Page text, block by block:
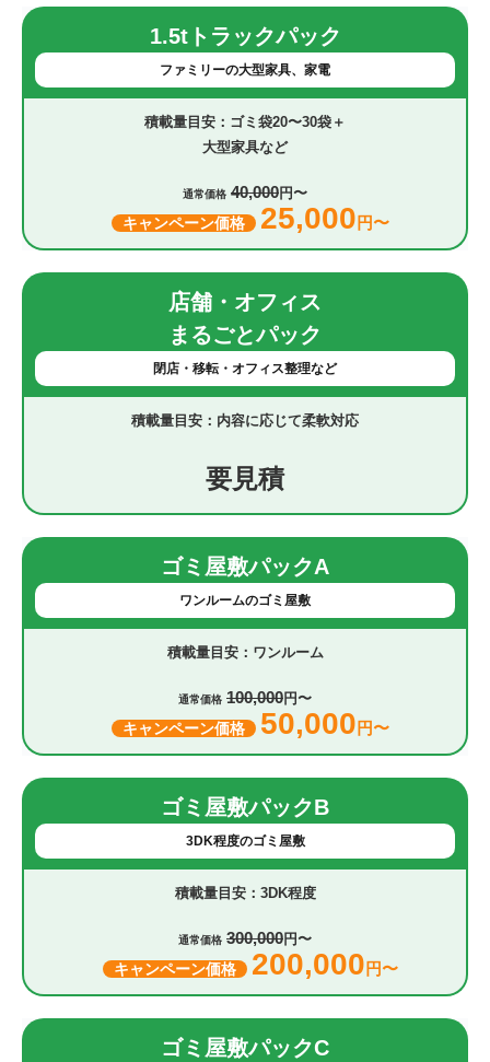
1.5tトラックパック
ファミリーの大型家具、家電
ゴミ袋20〜30袋＋
大型家具など
通常価格 40,000円〜
キャンペーン価格 25,000 円〜
店舗・オフィス
まるごとパック
閉店・移転・オフィス整理など
内容に応じて柔軟対応
要見積
ゴミ屋敷パックA
ワンルームのゴミ屋敷
ワンルーム
通常価格 100,000円〜
キャンペーン価格 50,000 円〜
ゴミ屋敷パックB
3DK程度のゴミ屋敷
3DK程度
通常価格 300,000円〜
キャンペーン価格 200,000 円〜
ゴミ屋敷パックC